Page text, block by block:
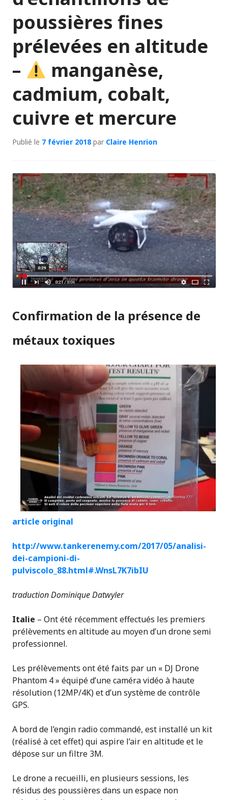
poussières fines
prélevées en altitude
–
manganèse,
cadmium, cobalt,
cuivre et mercure
Publié le 7 février 2018par Claire Henrion
Confirmation de la présence de
métaux toxiques
article original
http://www.tankerenemy.com/2017/05/analisi-
dei-campioni-di-
pulviscolo_88.html#.WnsL7K7ibIU
traduction Dominique Datwyler
Italie – Ont été récemment effectués les premiers
prélèvements en altitude au moyen d’un drone semi
professionnel.
Les prélèvements ont été faits par un « DJ Drone
Phantom 4 » équipé d’une caméra vidéo à haute
résolution (12MP/4K) et d’un système de contrôle
GPS.
A bord de l’engin radio commandé, est installé un kit
(réalisé à cet effet) qui aspire l’air en altitude et le
dépose sur un filtre 3M.
Le drone a recueilli, en plusieurs sessions, les
résidus des poussières dans un espace non